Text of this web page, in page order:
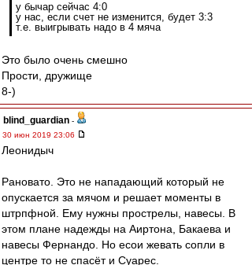
у бычар сейчас 4:0
у нас, если счет не изменится, будет 3:3
т.е. выигрывать надо в 4 мяча
Это было очень смешно
Прости, дружище
8-)
blind_guardian -
30 июн 2019 23:06
Леонидыч
Рановато. Это не нападающий который не
опускается за мячом и решает моменты в
штрпфной. Ему нужны прострелы, навесы. В
этом плане надежды на Аиртона, Бакаева и
навесы Фернандо. Но есои жевать сопли в
центре то не спасёт и Суарес.